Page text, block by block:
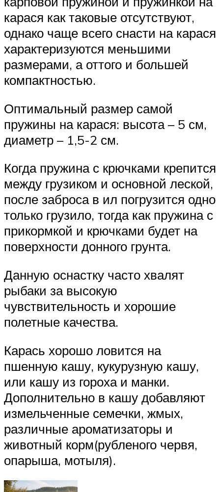
карася как таковые отсутствуют,
однако чаще всего снасти на карася
характеризуются меньшими
размерами, а оттого и большей
компактностью.
Оптимальный размер самой
пружины на карася: высота – 5 см,
диаметр – 1,5-2 см.
Когда пружина с крючками крепится
между грузиком и основной леской,
после заброса в ил погрузится одно
только грузило, тогда как пружина с
прикормкой и крючками будет на
поверхности донного грунта.
Данную оснастку часто хвалят
рыбаки за высокую
чувствительность и хорошие
полетные качества.
Карась хорошо ловится на
пшенную кашу, кукурузную кашу,
или кашу из гороха и манки.
Дополнительно в кашу добавляют
измельченные семечки, жмых,
различные ароматизаторы и
животный корм(рубленого червя,
опарыша, мотыля).